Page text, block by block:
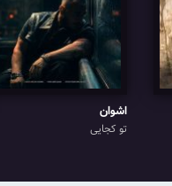
اشوان
تو کجایی